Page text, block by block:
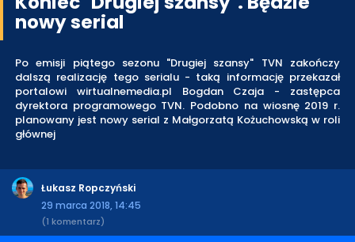
nowy serial
Po emisji piątego sezonu "Drugiej szansy" TVN zakończy
dalszą realizację tego serialu - taką informację przekazał
portalowi wirtualnemedia.pl Bogdan Czaja - zastępca
dyrektora programowego TVN. Podobno na wiosnę 2019 r.
planowany jest nowy serial z Małgorzatą Kożuchowską w roli
głównej
Łukasz Ropczyński
29 marca 2018, 14:45
(1 komentarz)